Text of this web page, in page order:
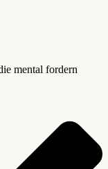
mental fordern